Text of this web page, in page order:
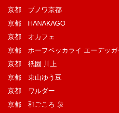
京都 ブノワ京都
京都 HANAKAGO
京都 オカフェ
京都 ホーフベッカライ エーデッガ
京都 祇園 川上
京都 東山ゆう豆
京都 ワルダー
京都 和ごころ 泉